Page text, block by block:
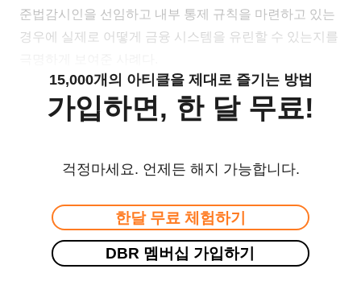
준법감시인을 선임하고 내부 통제 규칙을 마련하고 있는
경우에 실제로 어떻게 금융 시스템을 유린할 수 있는지를
15,000개의 아티클을 제대로 즐기는 방법
가입하면, 한 달 무료!
걱정마세요. 언제든 해지 가능합니다.
한달 무료 체험하기
DBR 멤버십 가입하기